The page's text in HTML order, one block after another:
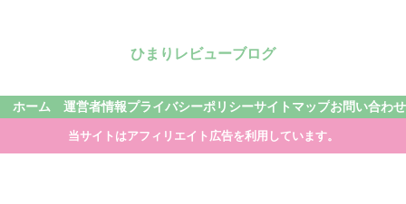
ひまりレビューブログ
ホーム 運営者情報プライバシーポリシーサイトマップお問い合わせ
当サイトはアフィリエイト広告を利用しています。